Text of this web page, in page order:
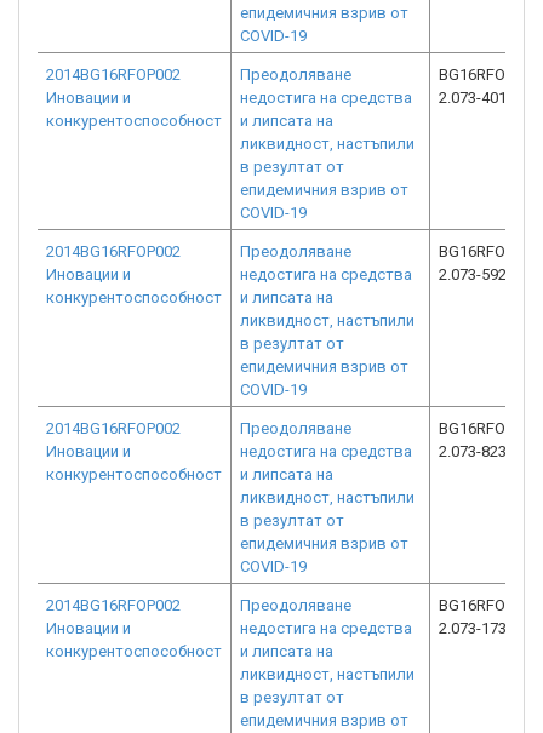
епидемичния взрив от
COVID-19
2014BG16RFOP002
Иновации и
конкурентоспособност
Преодоляване
недостига на средства
и липсата на
ликвидност, настъпили
в резултат от
епидемичния взрив от
COVID-19
BG16RFOP002-
2.073-4017-
2014BG16RFOP002
Иновации и
конкурентоспособност
Преодоляване
недостига на средства
и липсата на
ликвидност, настъпили
в резултат от
епидемичния взрив от
COVID-19
BG16RFOP002-
2.073-5927-
2014BG16RFOP002
Иновации и
конкурентоспособност
Преодоляване
недостига на средства
и липсата на
ликвидност, настъпили
в резултат от
епидемичния взрив от
COVID-19
BG16RFOP002-
2.073-8230-
2014BG16RFOP002
Иновации и
конкурентоспособност
Преодоляване
недостига на средства
и липсата на
ликвидност, настъпили
в резултат от
епидемичния взрив от
BG16RFOP002-
2.073-1735-